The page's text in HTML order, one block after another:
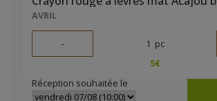
AVRIL
- 1 pc
5€
Réception souhaitée le